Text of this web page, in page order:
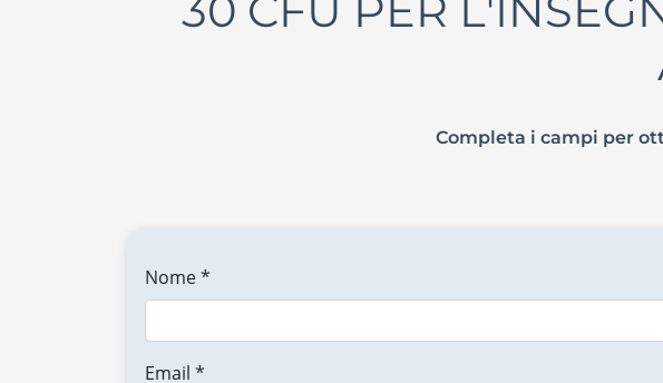
Completa i campi per
Nome *
Email *